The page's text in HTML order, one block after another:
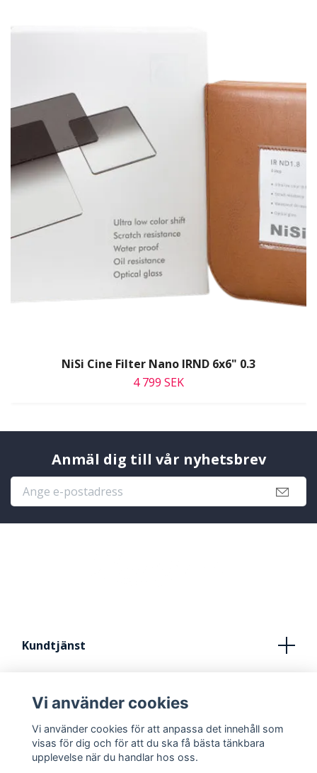
NiSi Cine Filter Nano IRND 6x6" 0.3
4 799 SEK
Anmäl dig till vår nyhetsbrev
Kundtjänst
Kontakt
FRÅN IDÈ TILL STUDIO
Vi använder cookies
Vi använder cookies för att anpassa det innehåll som
visas för dig och för att du ska få bästa tänkbara
upplevelse när du handlar hos oss.